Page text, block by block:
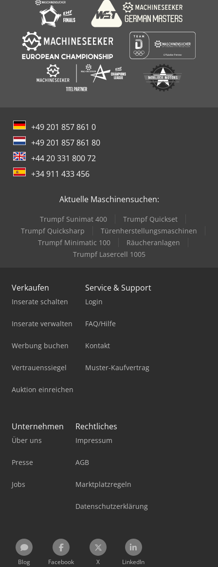
+49 201 857 861 0
+49 201 857 861 80
+44 20 331 800 72
+34 911 433 456
Aktuelle Maschinensuchen:
Trumpf Sunimat 400
Trumpf Quickset
Trumpf Quicksharp
Türenherstellungsmaschinen
Trumpf Minimatic 100
Räucheranlagen
Trumpf Lasercell 1005
Verkaufen
Inserate schalten
Inserate verwalten
Werbung buchen
Vertrauenssiegel
Auktion einreichen
Service & Support
Login
FAQ/Hilfe
Kontakt
Muster-Kaufvertrag
Unternehmen
Über uns
Presse
Jobs
Rechtliches
Impressum
AGB
Marktplatzregeln
Datenschutzerklärung
Blog Facebook X LinkedIn